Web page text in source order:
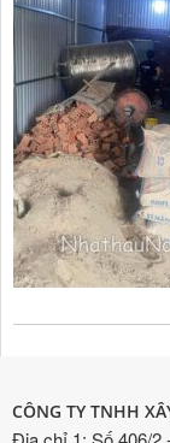
CÔNG TY TNHH